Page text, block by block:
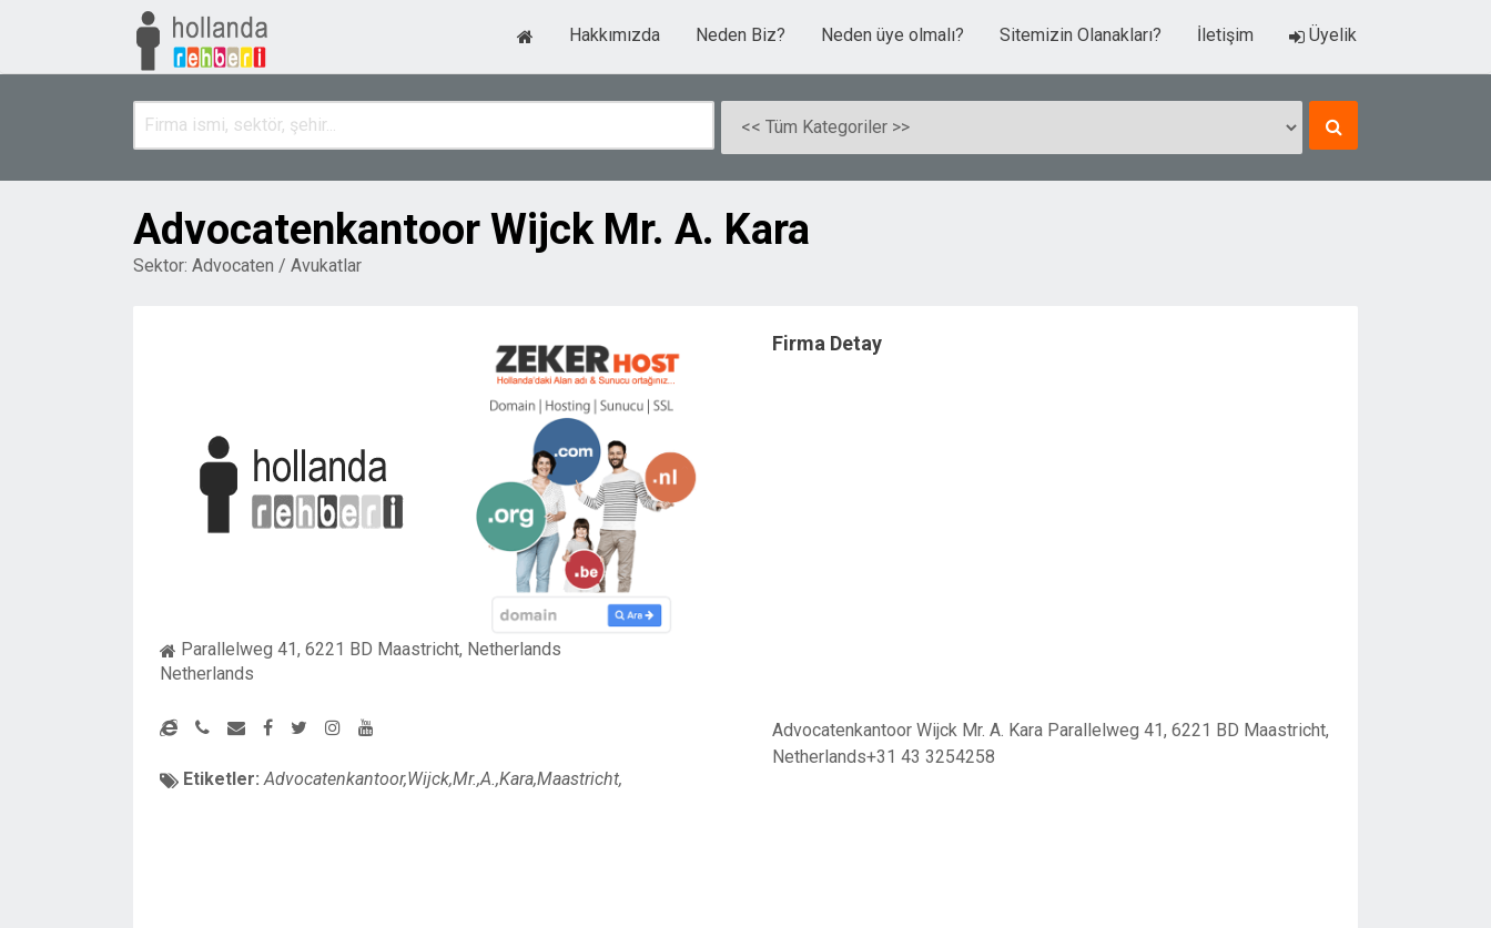
Hakkımızda Neden Biz? Neden üye olmalı? Sitemizin Olanakları? İletişim Üyelik
Advocatenkantoor Wijck Mr. A. Kara
Sektor: Advocaten / Avukatlar
Parallelweg 41, 6221 BD Maastricht, Netherlands
Netherlands
Etiketler: Advocatenkantoor,Wijck,Mr.,A.,Kara,Maastricht,
Firma Detay
Advocatenkantoor Wijck Mr. A. Kara Parallelweg 41, 6221 BD Maastricht,
Netherlands+31 43 3254258